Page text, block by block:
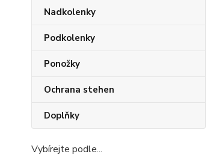
Nadkolenky
Podkolenky
Ponožky
Ochrana stehen
Doplňky
Vybírejte podle...